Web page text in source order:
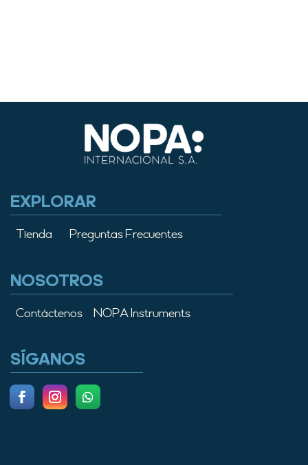
EXPLORAR
Tienda Preguntas Frecuentes
NOSOTROS
Contáctenos NOPA Instruments
SÍGANOS